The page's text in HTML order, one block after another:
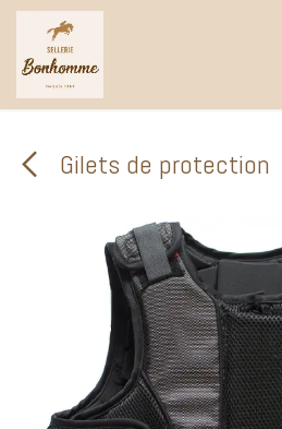
Se rendre au contenu
Gilets de protection